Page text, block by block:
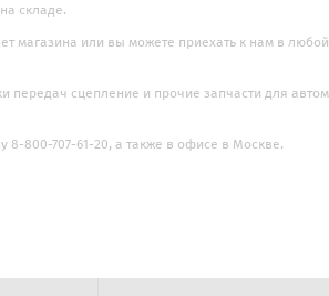
складе.
магазина или вы можете приехать к нам в
передач сцепление и прочие запчасти для
800-707-61-20, а также в офисе в Москве.